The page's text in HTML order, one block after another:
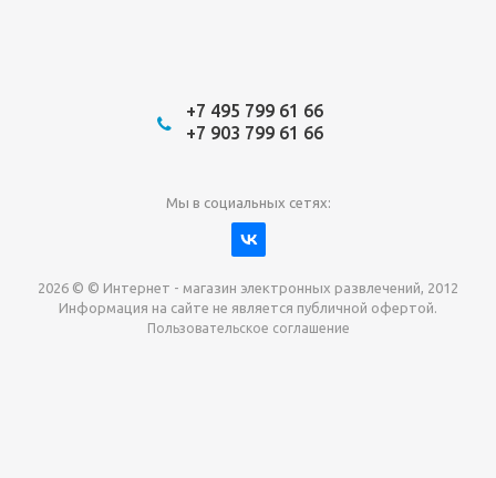
+7 495 799 61 66
+7 903 799 61 66
Мы в социальных сетях:
2026 © © Интернет - магазин электронных развлечений, 2012
Информация на сайте не является публичной офертой.
Пользовательское соглашение